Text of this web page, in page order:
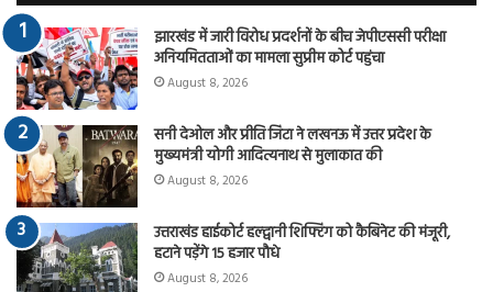
झारखंड में जारी विरोध प्रदर्शनों के बीच जेपीएससी परीक्षा
अनियमितताओं का मामला सुप्रीम कोर्ट पहुंचा
August 8, 2026
सनी देओल और प्रीति जिंटा ने लखनऊ में उत्तर प्रदेश के
मुख्यमंत्री योगी आदित्यनाथ से मुलाकात की
August 8, 2026
उत्तराखंड हाईकोर्ट हल्द्वानी शिफ्टिंग को कैबिनेट की मंजूरी,
हटाने पड़ेंगे 15 हजार पौधे
August 8, 2026